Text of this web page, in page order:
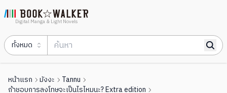
Digital Manga & Light Novels
ทั้งหมด
หน้าแรก มังงะ
Tannu
ถ้าชอบการลงโทษจะเป็นไรไหมนะ? Extra edition